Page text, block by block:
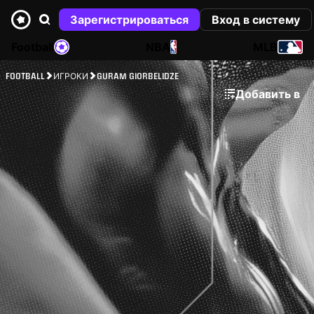
Зарегистрироваться
Вход в систему
NBA
FOOTBALL ИГРОКИ GURAM GIORBELIDZE
Добавить в